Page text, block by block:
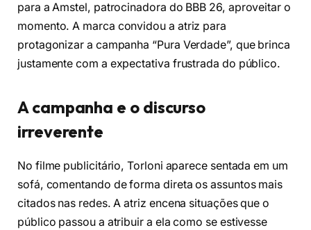
para a Amstel, patrocinadora do BBB 26, aproveitar o
momento. A marca convidou a atriz para
protagonizar a campanha “Pura Verdade”, que brinca
justamente com a expectativa frustrada do público.
A campanha e o discurso
irreverente
No filme publicitário, Torloni aparece sentada em um
sofá, comentando de forma direta os assuntos mais
citados nas redes. A atriz encena situações que o
público passou a atribuir a ela como se estivesse